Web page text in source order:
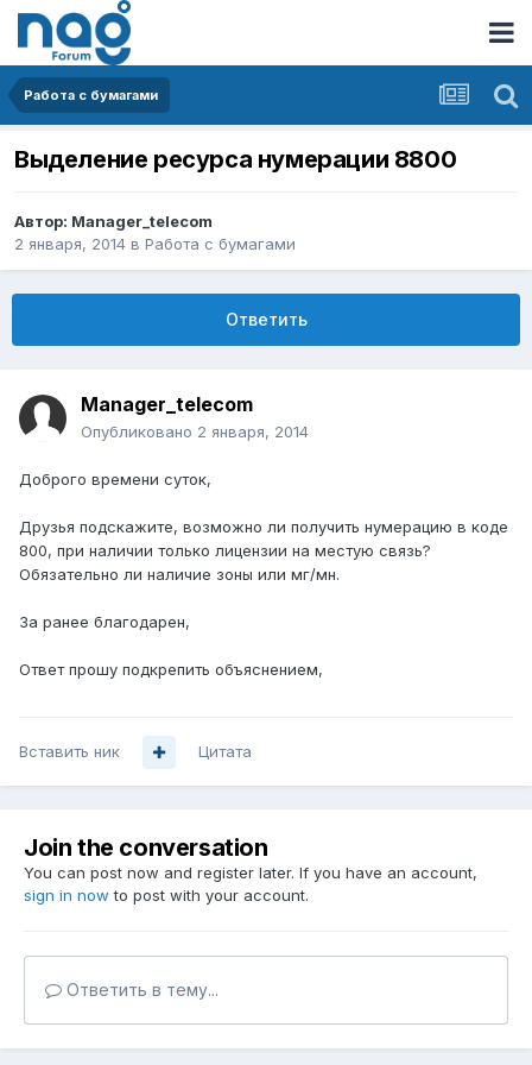
Работа с бумагами
Выделение ресурса нумерации 8800
Автор: Manager_telecom
2 января, 2014 в Работа с бумагами
Ответить
Manager_telecom
Опубликовано 2 января, 2014
Доброго времени суток,
Друзья подскажите, возможно ли получить нумерацию в коде
800, при наличии только лицензии на местую связь?
Обязательно ли наличие зоны или мг/мн.
За ранее благодарен,
Ответ прошу подкрепить объяснением,
Вставить ник Цитата
Join the conversation
You can post now and register later. If you have an account,
sign in now to post with your account.
Ответить в тему...